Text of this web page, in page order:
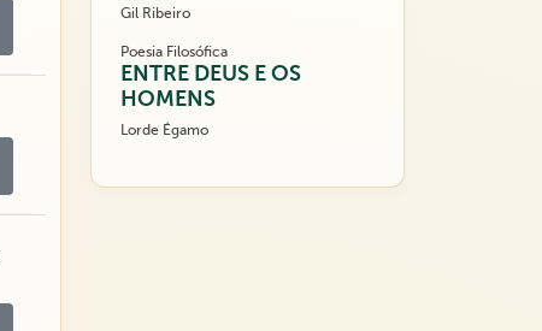
Gil Ribeiro
Poesia Filosófica
ENTRE DEUS E OS
HOMENS
Lorde Égamo